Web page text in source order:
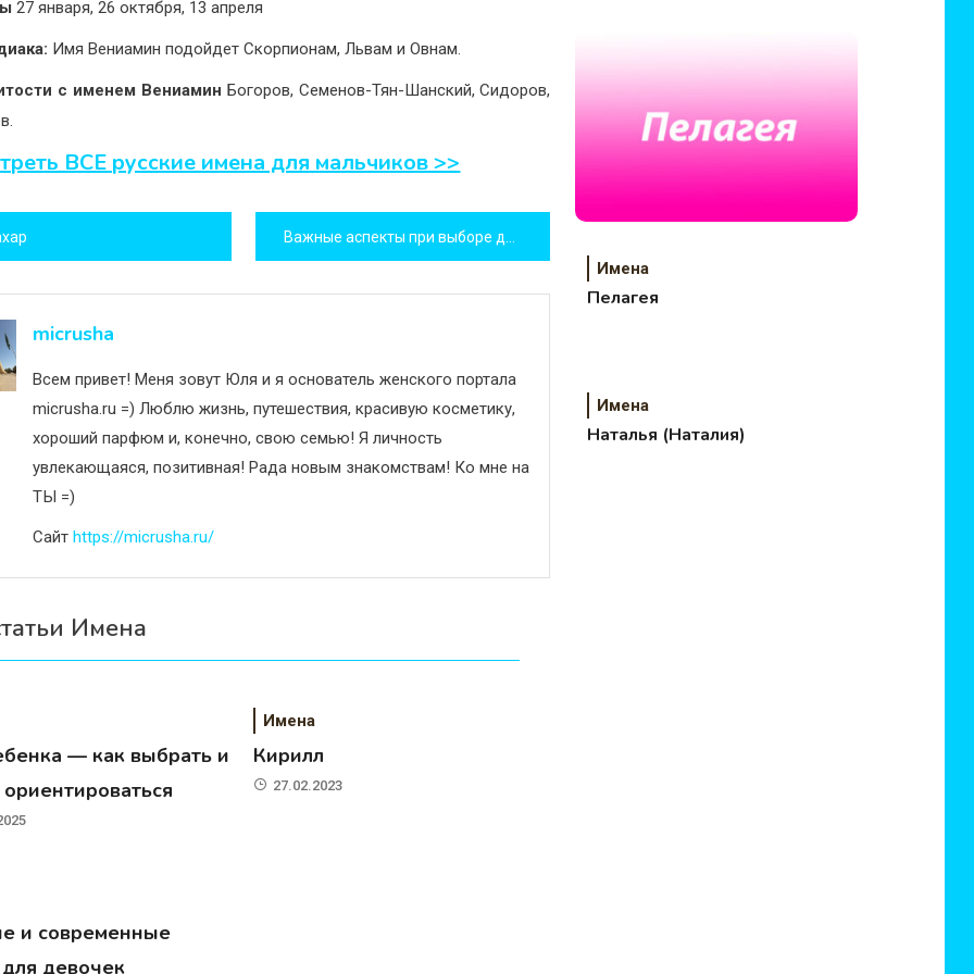
27 января, 26 октября, 13 апреля
Имя Вениамин подойдет Скорпионам, Львам и Овнам.
с именем Вениамин Богоров, Семенов-Тян-Шанский, Сидоров,
ВСЕ русские имена для мальчиков >>
micrusha
Всем привет! Меня зовут Юля и я основатель женского портала
micrusha.ru =) Люблю жизнь, путешествия, красивую косметику,
хороший парфюм и, конечно, свою семью! Я личность
увлекающаяся, позитивная! Рада новым знакомствам! Ко мне на
ТЫ =)
Сайт https://micrusha.ru/
Имена
— как выбрать и
Имена
Кирилл
27.02.2023
и современные
девочек
Имена
Пелагея
Имена
Наталья (Наталия)